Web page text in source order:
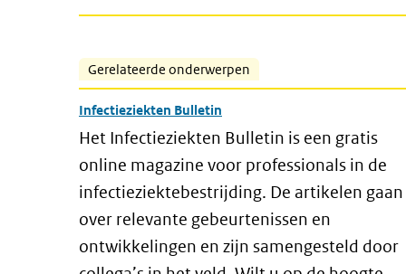
Gerelateerde onderwerpen
Infectieziekten Bulletin
Het Infectieziekten Bulletin is een gratis
online magazine voor professionals in de
infectieziektebestrijding. De artikelen gaan
over relevante gebeurtenissen en
ontwikkelingen en zijn samengesteld door